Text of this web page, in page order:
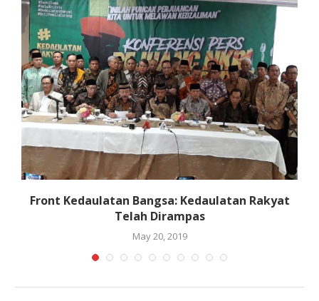
Front Kedaulatan Bangsa: Kedaulatan Rakyat
Telah Dirampas
May 20, 2019